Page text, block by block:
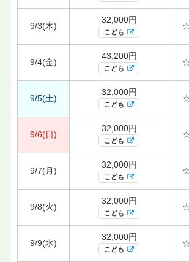
9/3(木)
32,000円
こども
9/4(金)
43,200円
こども
9/5(土)
32,000円
こども
9/6(日)
32,000円
こども
9/7(月)
32,000円
こども
9/8(火)
32,000円
こども
9/9(水)
32,000円
こども